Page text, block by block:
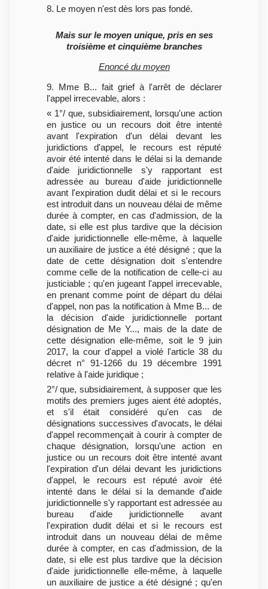
8. Le moyen n'est dès lors pas fondé.
Mais sur le moyen unique, pris en ses
troisième et cinquième branches
Enoncé du moyen
9. Mme B... fait grief à l'arrêt de déclarer
l'appel irrecevable, alors :
« 1°/ que, subsidiairement, lorsqu'une action
en justice ou un recours doit être intenté
avant l'expiration d'un délai devant les
juridictions d'appel, le recours est réputé
avoir été intenté dans le délai si la demande
d'aide juridictionnelle s'y rapportant est
adressée au bureau d'aide juridictionnelle
avant l'expiration dudit délai et si le recours
est introduit dans un nouveau délai de même
durée à compter, en cas d'admission, de la
date, si elle est plus tardive que la décision
d'aide juridictionnelle elle-même, à laquelle
un auxiliaire de justice a été désigné ; que la
date de cette désignation doit s'entendre
comme celle de la notification de celle-ci au
justiciable ; qu'en jugeant l'appel irrecevable,
en prenant comme point de départ du délai
d'appel, non pas la notification à Mme B... de
la décision d'aide juridictionnelle portant
désignation de Me Y..., mais de la date de
cette désignation elle-même, soit le 9 juin
2017, la cour d'appel a violé l'article 38 du
décret n° 91-1266 du 19 décembre 1991
relative à l'aide juridique ;
2°/ que, subsidiairement, à supposer que les
motifs des premiers juges aient été adoptés,
et s'il était considéré qu'en cas de
désignations successives d'avocats, le délai
d'appel recommençait à courir à compter de
chaque désignation, lorsqu'une action en
justice ou un recours doit être intenté avant
l'expiration d'un délai devant les juridictions
d'appel, le recours est réputé avoir été
intenté dans le délai si la demande d'aide
juridictionnelle s'y rapportant est adressée au
bureau d'aide juridictionnelle avant
l'expiration dudit délai et si le recours est
introduit dans un nouveau délai de même
durée à compter, en cas d'admission, de la
date, si elle est plus tardive que la décision
d'aide juridictionnelle elle-même, à laquelle
un auxiliaire de justice a été désigné ; qu'en